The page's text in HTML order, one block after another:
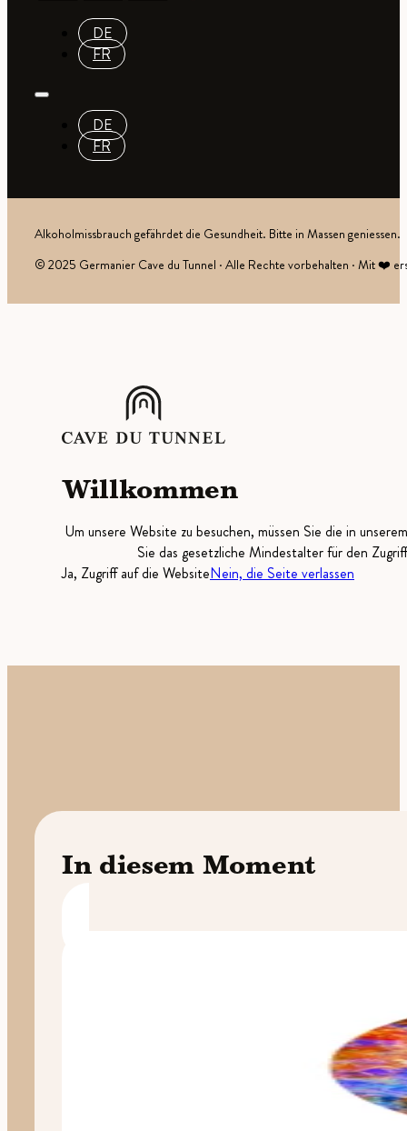
DE
FR
DE
FR
Alkoholmissbrauch gefährdet die Gesundheit. Bitte in Massen geniessen.
© 2025 Germanier Cave du Tunnel · Alle Rechte vorbehalten · Mit ❤️
Willkommen
Um unsere Website zu besuchen, müssen Sie die in
Sie das gesetzliche Mindestalter für den
Ja, Zugriff auf die WebsiteNein, die Seite verlassen
In diesem Moment